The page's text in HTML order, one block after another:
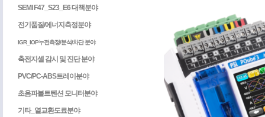
SEMI F47_S23_E6 대책분야
전기품질/에너지측정분야
IGR_IOP누전측정/분석/차단 분야
축전지셀 감시 및 진단 분야
PVC/PC-ABS트레이분야
초음파볼트텐션 모니터분야
기타_열교환도료분야